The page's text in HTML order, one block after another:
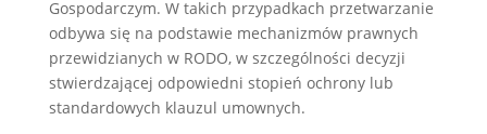
Gospodarczym. W takich przypadkach przetwarzanie
odbywa się na podstawie mechanizmów prawnych
przewidzianych w RODO, w szczególności decyzji
stwierdzającej odpowiedni stopień ochrony lub
standardowych klauzul umownych.